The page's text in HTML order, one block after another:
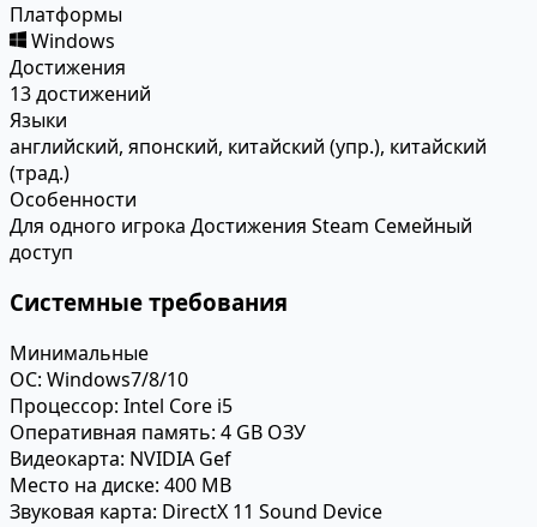
Платформы
Windows
Достижения
13 достижений
Языки
английский, японский, китайский (упр.), китайский
(трад.)
Особенности
Для одного игрока Достижения Steam Семейный
доступ
Системные требования
Минимальные
ОС: Windows7/8/10
Процессор: Intel Core i5
Оперативная память: 4 GB ОЗУ
Видеокарта: NVIDIA Gef
Место на диске: 400 MB
Звуковая карта: DirectX 11 Sound Device